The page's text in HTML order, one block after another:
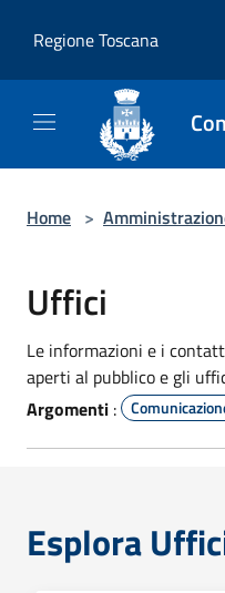
Regione Toscana
Home >
Uffici
Le informazioni e i
aperti al pubblico e gli
Argomenti :
Esplora